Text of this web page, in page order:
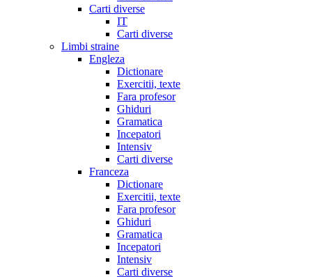
Carti diverse
IT
Carti diverse
Limbi straine
Engleza
Dictionare
Exercitii, texte
Fara profesor
Ghiduri
Gramatica
Incepatori
Intensiv
Carti diverse
Franceza
Dictionare
Exercitii, texte
Fara profesor
Ghiduri
Gramatica
Incepatori
Intensiv
Carti diverse